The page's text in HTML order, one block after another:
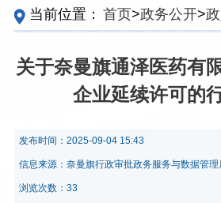
当前位置： 首页>政务公开>
定主动公开内容>重点领域信
关于奈曼旗通泽医药有
企业延续许可的
发布时间： 2025-09-04 15:43
信息来源： 奈曼旗行政审批政务服务与数据管理
浏览次数：33